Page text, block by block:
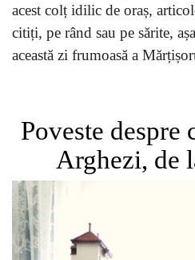
acest colț idilic de oraș,
citiți, pe rând sau pe sărite,
această zi frumoasă a
Poveste despre
Arghezi, de